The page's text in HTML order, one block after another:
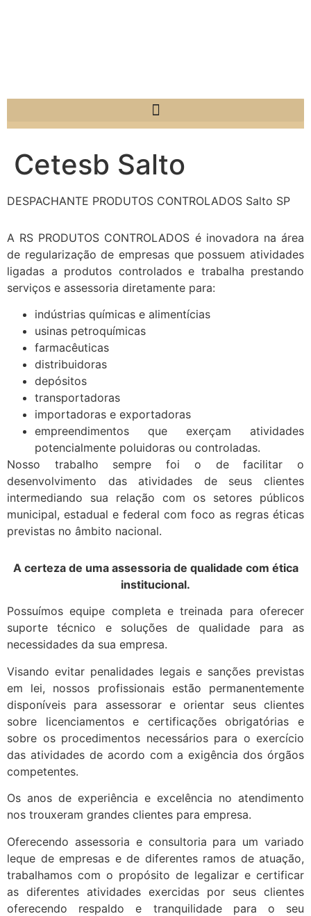
Cetesb Salto
DESPACHANTE PRODUTOS CONTROLADOS Salto SP
A RS PRODUTOS CONTROLADOS é inovadora na área
de regularização de empresas que possuem atividades
ligadas a produtos controlados e trabalha prestando
serviços e assessoria diretamente para:
indústrias químicas e alimentícias
usinas petroquímicas
farmacêuticas
distribuidoras
depósitos
transportadoras
importadoras e exportadoras
empreendimentos que exerçam atividades
potencialmente poluidoras ou controladas.
Nosso trabalho sempre foi o de facilitar o
desenvolvimento das atividades de seus clientes
intermediando sua relação com os setores públicos
municipal, estadual e federal com foco as regras éticas
previstas no âmbito nacional.
A certeza de uma assessoria de qualidade com ética
institucional.
Possuímos equipe completa e treinada para oferecer
suporte técnico e soluções de qualidade para as
necessidades da sua empresa.
Visando evitar penalidades legais e sanções previstas
em lei, nossos profissionais estão permanentemente
disponíveis para assessorar e orientar seus clientes
sobre licenciamentos e certificações obrigatórias e
sobre os procedimentos necessários para o exercício
das atividades de acordo com a exigência dos órgãos
competentes.
Os anos de experiência e excelência no atendimento
nos trouxeram grandes clientes para empresa.
Oferecendo assessoria e consultoria para um variado
leque de empresas e de diferentes ramos de atuação,
trabalhamos com o propósito de legalizar e certificar
as diferentes atividades exercidas por seus clientes
oferecendo respaldo e tranquilidade para o seu